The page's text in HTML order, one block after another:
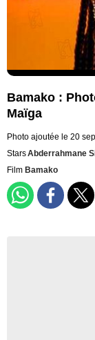
Bamako :
Maïga
Photo ajoutée le 20
StarsAbderrahmane
Film Bamako